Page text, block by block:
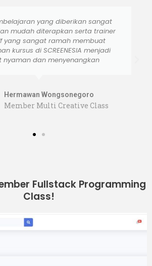
santai, para tentor cukup sabar
materi..( meskipun di ulang2
), materi yang belum begitu
dapat di ulang di rumah dengan
di berikan dari tempat kursus.
Amiluddin Bachtiar
Member Multi Creative Class
Fullstack Programming
Class!